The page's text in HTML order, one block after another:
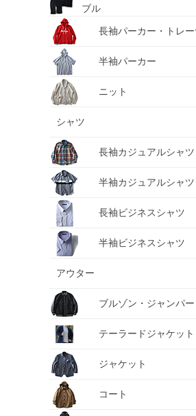
ブル
長袖パーカー・トレ
半袖パーカー
ニット
シャツ
長袖カジュアルシャツ
半袖カジュアルシャツ
長袖ビジネスシャツ
半袖ビジネスシャツ
アウター
ブルゾン・ジャンパー
テーラードジャケット
ジャケット
コート